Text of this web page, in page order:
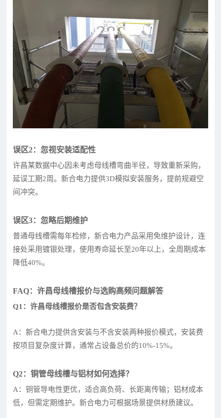
误区2：忽视安装适配性
许昌某数据中心因未考虑母线槽弯曲半径，导致重新采购，
延误工期2周。新合电力提供3D模拟安装服务，提前规避空
间冲突。
误区3：忽略后期维护
普通母线槽需每年检修，新合电力产品采用免维护设计，连
接处采用镀银处理，使用寿命延长至20年以上，全周期成本
降低40%。
FAQ：许昌母线槽报价与选购高频问题解答
Q1：许昌母线槽报价是否包含安装费？
A：新合电力提供含安装与不含安装两种报价模式，安装费
按项目复杂度计算，通常占设备总价的10%-15%。
Q2：铜管母线槽与铝材如何选择？
A：铜管导电性更优，适合高负荷、长距离传输；铝材成本
低，但需定期维护。新合电力可根据场景提供材质建议。